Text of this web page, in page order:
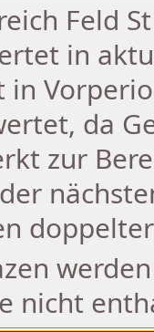
Feld
in
in
da
zur
nicht